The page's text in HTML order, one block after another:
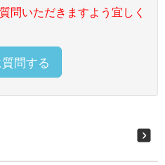
問いただきますよう宜しく
問する